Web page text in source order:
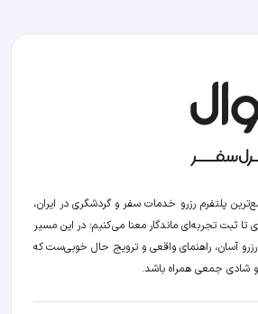
پلتفرم رزرو خدمات سفر و گردشگری در ایران،
ثبت تجربه‌ای ماندگار معنا می‌کنیم؛ در این مسیر‍
رزرو آسان، راهنمای واقعی و ترویج حال خوبی‌ست که
شادی جمعی همراه باشد.